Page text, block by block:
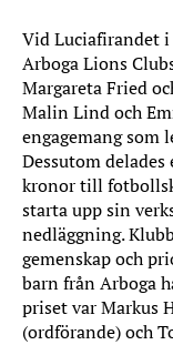
Vid Luciafirandet i
Arboga Lions
Margareta Fried
Malin Lind och
engagemang som
Dessutom
kronor till
starta upp sin
nedläggning.
gemenskap och
barn från Arboga
priset var Markus
(ordförande) och